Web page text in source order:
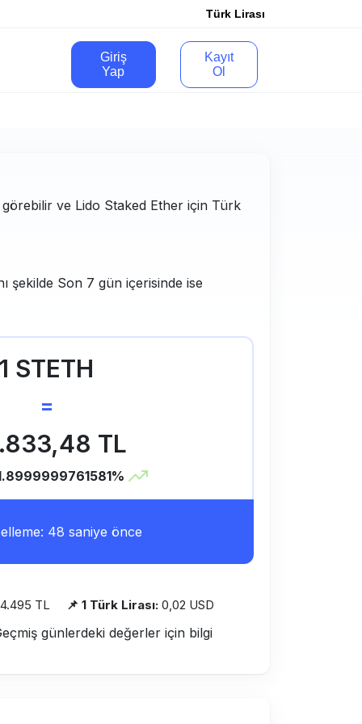
Türk Lirası
Giriş
Yap
Kayıt
Ol
ve Lido Staked Ether için Türk
şekilde Son 7 gün içerisinde ise
1 STETH
=
TL
48 saniye önce
TL 📌 1 Türk Lirası: 0,02 USD
günlerdeki değerler için bilgi